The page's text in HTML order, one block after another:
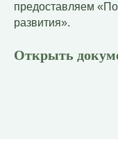
предоставляем
развития».
Открыть